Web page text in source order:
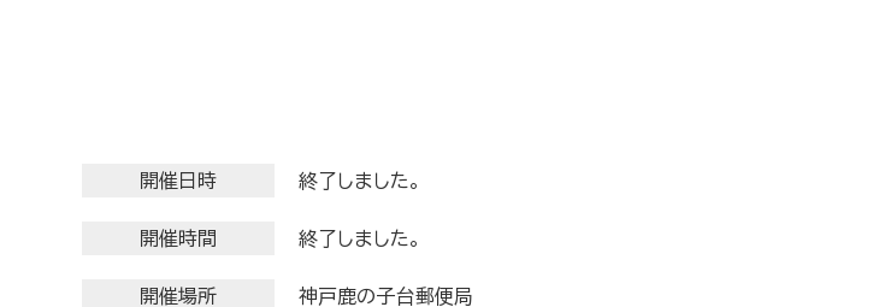
開催日時 終了しました。
開催時間 終了しました。
開催場所 神戸鹿の子台郵便局